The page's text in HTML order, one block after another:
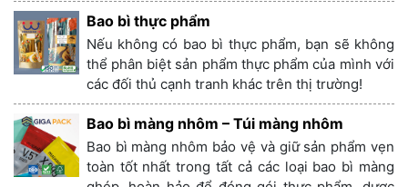
Bao bì thực phẩm
Nếu không có bao bì thực phẩm, bạn sẽ không
thể phân biệt sản phẩm thực phẩm của mình với
các đối thủ cạnh tranh khác trên thị trường!
Bao bì màng nhôm – Túi màng nhôm
Bao bì màng nhôm bảo vệ và giữ sản phẩm vẹn
toàn tốt nhất trong tất cả các loại bao bì màng